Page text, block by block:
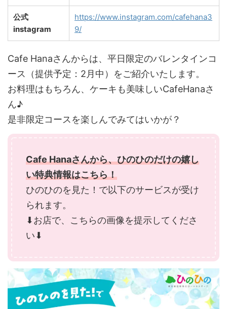
公式
instagram
https://www.instagram.com/cafehana3
9/
Cafe Hanaさんからは、平日限定のバレンタインコ
ース（提供予定：2月中）をご紹介いたします。
お料理はもちろん、ケーキも美味しいCafeHanaさ
ん♪
是非限定コースを楽しんでみてはいかが？
Cafe Hanaさんから、ひのひのだけの嬉し
い特典情報はこちら！
ひのひのを見た！で以下のサービスが受け
られます。
⬇︎お店で、こちらの画像を提示してくださ
い⬇︎